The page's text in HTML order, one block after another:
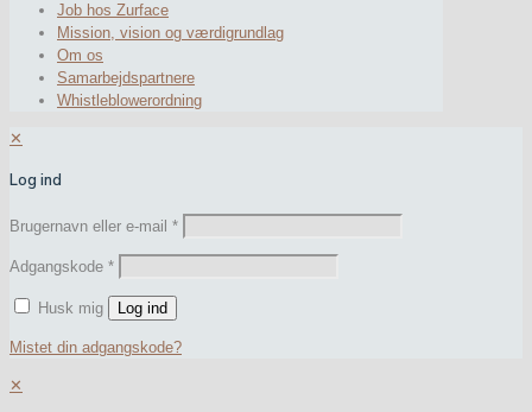
Job hos Zurface
Mission, vision og værdigrundlag
Om os
Samarbejdspartnere
Whistleblowerordning
✕
Log ind
Brugernavn eller e-mail *
Adgangskode *
Husk mig Log ind
Mistet din adgangskode?
✕